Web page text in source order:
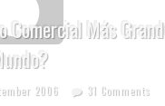
Comercial Más
2006 31 Comments